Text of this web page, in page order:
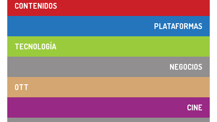
CONTENIDOS
PLATAFORMAS
TECNOLOGÍA
NEGOCIOS
OTT
CINE